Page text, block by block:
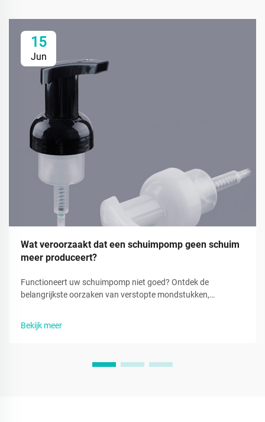
15
Jun
Wat veroorzaakt dat een schuimpomp geen schuim
meer produceert?
Functioneert uw schuimpomp niet goed? Ontdek de
belangrijkste oorzaken van verstopte mondstukken,
leer hoe u dit snel kunt verhelpen. Herstel vandaag nog de
prestaties.
Bekijk meer